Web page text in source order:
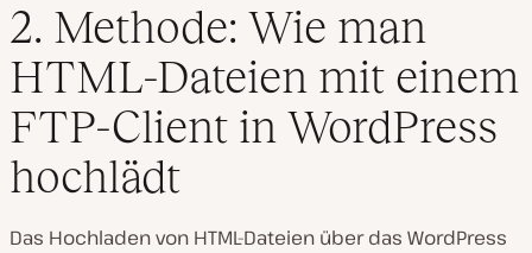
2. Methode: Wie man
HTML-Dateien mit einem
FTP-Client in WordPress
hochlädt
Das Hochladen von HTML-Dateien über das WordPress